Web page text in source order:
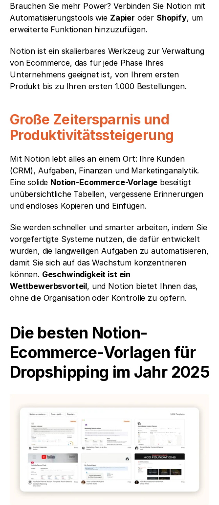
Brauchen Sie mehr Power? Verbinden Sie Notion mit
Automatisierungstools wie Zapier oder Shopify, um
erweiterte Funktionen hinzuzufügen.
Notion ist ein skalierbares Werkzeug zur Verwaltung
von Ecommerce, das für jede Phase Ihres
Unternehmens geeignet ist, von Ihrem ersten
Produkt bis zu Ihren ersten 1.000 Bestellungen.
Große Zeitersparnis und
Produktivitätssteigerung
Mit Notion lebt alles an einem Ort: Ihre Kunden
(CRM), Aufgaben, Finanzen und Marketinganalytik.
Eine solide Notion-Ecommerce-Vorlage beseitigt
unübersichtliche Tabellen, vergessene Erinnerungen
und endloses Kopieren und Einfügen.
Sie werden schneller und smarter arbeiten, indem Sie
vorgefertigte Systeme nutzen, die dafür entwickelt
wurden, die langweiligen Aufgaben zu automatisieren,
damit Sie sich auf das Wachstum konzentrieren
können. Geschwindigkeit ist ein
Wettbewerbsvorteil, und Notion bietet Ihnen das,
ohne die Organisation oder Kontrolle zu opfern.
Die besten Notion-
Ecommerce-Vorlagen für
Dropshipping im Jahr 2025